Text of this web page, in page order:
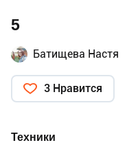
5
Батищева Настя
3 Нравится
Техники